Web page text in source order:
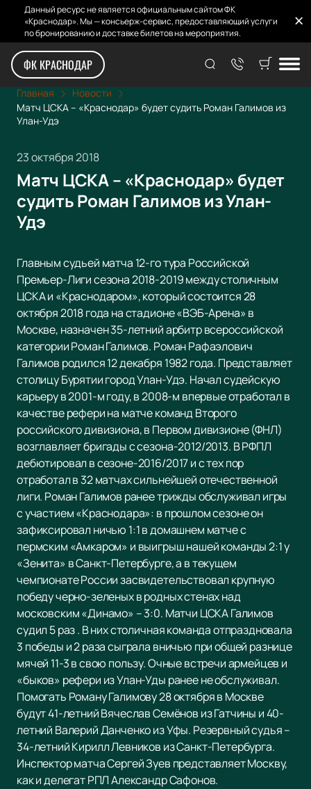
Данный ресурс не является официальным сайтом ФК
«Краснодар». Мы — консьерж-сервис, предоставляющий услуги
по бронированию и доставке билетов на мероприятия.
ФК КРАСНОДАР
Главная
Новости
Матч ЦСКА – «Краснодар» будет судить Роман Галимов из
Улан-Удэ
23 октября 2018
Матч ЦСКА – «Краснодар» будет
судить Роман Галимов из Улан-
Удэ
Главным судьей матча 12-го тура Российской
Премьер-Лиги сезона 2018-2019 между столичным
ЦСКА и «Краснодаром», который состоится 28
октября 2018 года на стадионе «ВЭБ-Арена» в
Москве, назначен 35-летний арбитр всероссийской
категории Роман Галимов. Роман Рафаэлович
Галимов родился 12 декабря 1982 года. Представляет
столицу Бурятии город Улан-Удэ. Начал судейскую
карьеру в 2001-м году, в 2008-м впервые отработал в
качестве рефери на матче команд Второго
российского дивизиона, в Первом дивизионе (ФНЛ)
возглавляет бригады с сезона-2012/2013. В РФПЛ
дебютировал в сезоне-2016/2017 и с тех пор
отработал в 32 матчах сильнейшей отечественной
лиги. Роман Галимов ранее трижды обслуживал игры
с участием «Краснодара»: в прошлом сезоне он
зафиксировал ничью 1:1 в домашнем матче с
пермским «Амкаром» и выигрыш нашей команды 2:1 у
«Зенита» в Санкт-Петербурге, а в текущем
чемпионате России засвидетельствовал крупную
победу черно-зеленых в родных стенах над
московским «Динамо» – 3:0. Матчи ЦСКА Галимов
судил 5 раз . В них столичная команда отпраздновала
3 победы и 2 раза сыграла вничью при общей разнице
мячей 11-3 в свою пользу. Очные встречи армейцев и
«быков» рефери из Улан-Уды ранее не обслуживал.
Помогать Роману Галимову 28 октября в Москве
будут 41-летний Вячеслав Семёнов из Гатчины и 40-
летний Валерий Данченко из Уфы. Резервный судья –
34-летний Кирилл Левников из Санкт-Петербурга.
Инспектор матча Сергей Зуев представляет Москву,
как и делегат РПЛ Александр Сафонов.